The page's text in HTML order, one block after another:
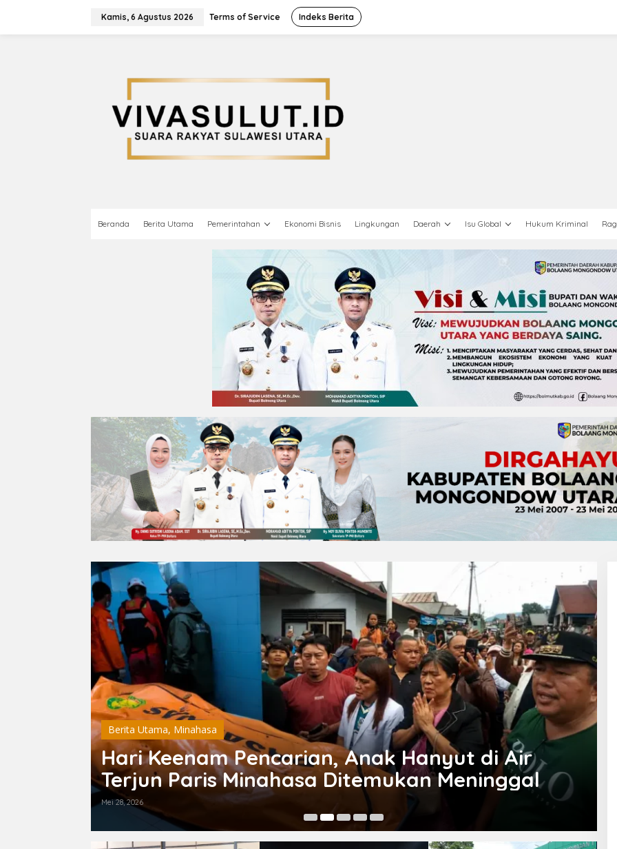
Kamis, 6 Agustus 2026 Terms of Service Indeks Berita
Beranda Berita Utama Pemerintahan Ekonomi Bisnis Lingkungan Daerah Isu Global Hukum Kriminal
Berita Utama, Minahasa
Hari Keenam Pencarian, Anak Hanyut di Air
Terjun Paris Minahasa Ditemukan Meninggal
Mei 28, 2026